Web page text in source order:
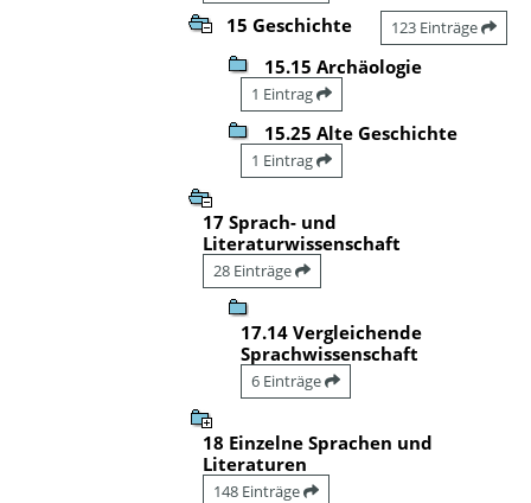
15 Geschichte 123 Einträge
15.15 Archäologie
1 Eintrag
15.25 Alte Geschichte
1 Eintrag
17 Sprach- und
Literaturwissenschaft
28 Einträge
17.14 Vergleichende
Sprachwissenschaft
6 Einträge
18 Einzelne Sprachen und
Literaturen
148 Einträge